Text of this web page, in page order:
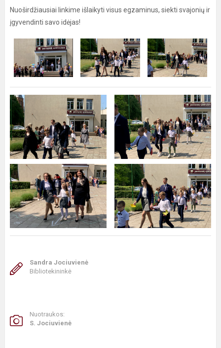
Nuoširdžiausiai linkime išlaikyti visus egzaminus, siekti svajonių ir
įgyvendinti savo idėjas!
Sandra Jociuvienė
Bibliotekininkė
Nuotraukos:
S. Jociuvienė